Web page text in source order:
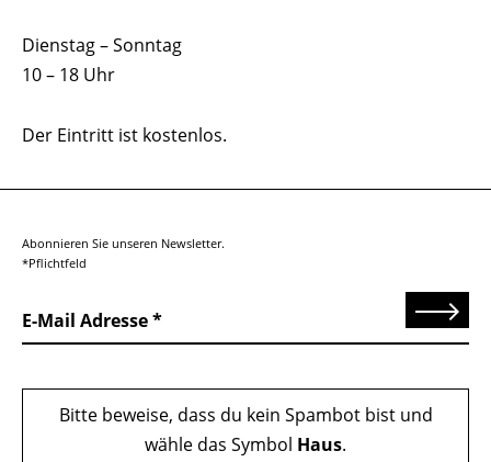
Dienstag – Sonntag
10 – 18 Uhr
Der Eintritt ist kostenlos.
Abonnieren Sie unseren Newsletter.
*Pflichtfeld
E-Mail Adresse Senden
Bitte beweise, dass du kein Spambot bist und
wähle das Symbol Haus.